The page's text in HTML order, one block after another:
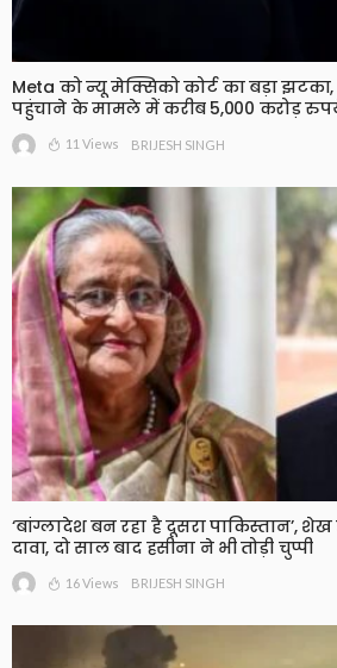
Meta को न्यू मेक्सिको कोर्ट का बड़ा
पहुंचाने के मामले में करीब 5,000 करोड़
11 Views BRIJESH SINGH
‘बांग्लादेश बन रहा है दूसरा पाकिस्तान’,
दावा, दो साल बाद हसीना ने भी तोड़ी चुप्पी
16 Views BRIJESH SINGH